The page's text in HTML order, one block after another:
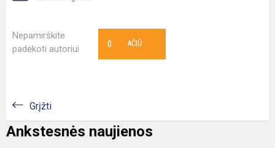
Nepamirškite
padėkoti autoriui
AČIŪ
0
Grįžti
Ankstesnės naujienos